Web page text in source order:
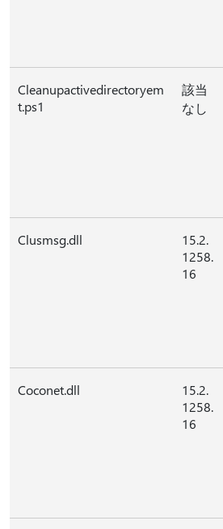
Cleanupactivedirectoryem
t.ps1
該当
なし
Clusmsg.dll
15.2.
1258.
16
Coconet.dll
15.2.
1258.
16